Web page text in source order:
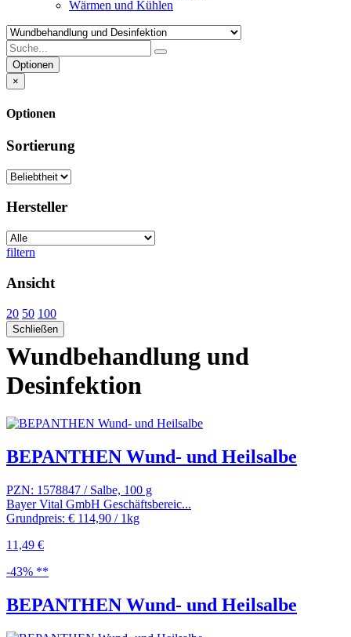
Wärmen und Kühlen
Optionen
×
Optionen
Sortierung
Hersteller
filtern
Ansicht
20 50 100
Schließen
Wundbehandlung und
Desinfektion
BEPANTHEN Wund- und Heilsalbe
PZN: 1578847 / Salbe, 100 g
Bayer Vital GmbH Geschäftsbereic...
Grundpreis: € 114,90 / 1kg
11,49 €
-43% **
BEPANTHEN Wund- und Heilsalbe